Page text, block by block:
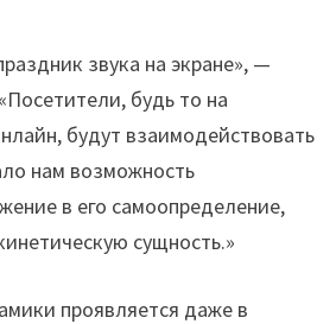
звука на экране», —
будь то на
будут взаимодействовать
нам возможность
в его самоопределение,
сущность.»
проявляется даже в